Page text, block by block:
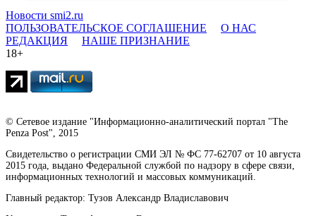
Новости smi2.ru
ПОЛЬЗОВАТЕЛЬСКОЕ СОГЛАШЕНИЕ
О НАС
РЕДАКЦИЯ
НАШЕ ПРИЗНАНИЕ
18+
© Сетевое издание "Информационно-аналитический портал "The
Penza Post", 2015
Свидетельство о регистрации СМИ ЭЛ № ФС 77-62707 от 10 августа
2015 года, выдано Федеральной службой по надзору в сфере связи,
информационных технологий и массовых коммуникаций.
Главный редактор: Тузов Александр Владиславович